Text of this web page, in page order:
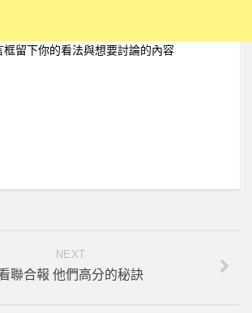
框留下你的看法與想要討論的內容
NEXT
聯合報 他們高分的秘訣